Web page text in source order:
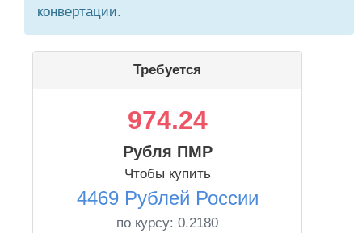
конвертации.
Требуется
974.24
Рубля ПМР
Чтобы купить
4469 Рублей России
по курсу: 0.2180